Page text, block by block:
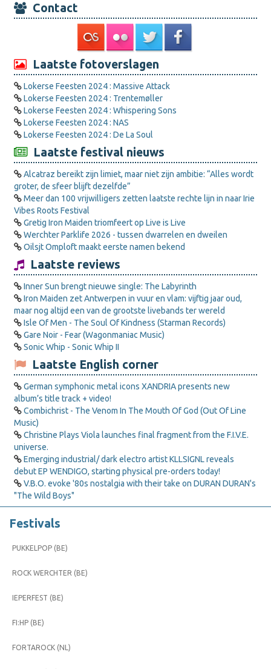
Contact
Laatste fotoverslagen
Lokerse Feesten 2024 : Massive Attack
Lokerse Feesten 2024 : Trentemøller
Lokerse Feesten 2024 : Whispering Sons
Lokerse Feesten 2024 : NAS
Lokerse Feesten 2024 : De La Soul
Laatste festival nieuws
Alcatraz bereikt zijn limiet, maar niet zijn ambitie: “Alles wordt
groter, de sfeer blijft dezelfde”
Meer dan 100 vrijwilligers zetten laatste rechte lijn in naar Irie
Vibes Roots Festival
Gretig Iron Maiden triomfeert op Live is Live
Werchter Parklife 2026 - tussen dwarrelen en dweilen
Oilsjt Omploft maakt eerste namen bekend
Laatste reviews
Inner Sun brengt nieuwe single: The Labyrinth
Iron Maiden zet Antwerpen in vuur en vlam: vijftig jaar oud,
maar nog altijd een van de grootste livebands ter wereld
Isle Of Men - The Soul Of Kindness (Starman Records)
Gare Noir - Fear (Wagonmaniac Music)
Sonic Whip - Sonic Whip II
Laatste English corner
German symphonic metal icons XANDRIA presents new
album’s title track + video!
Combichrist - The Venom In The Mouth Of God (Out Of Line
Music)
Christine Plays Viola launches final fragment from the F.I.V.E.
universe.
Emerging industrial/ dark electro artist KLLSIGNL reveals
debut EP WENDIGO, starting physical pre-orders today!
V.B.O. evoke '80s nostalgia with their take on DURAN DURAN's
"The Wild Boys"
Festivals
PUKKELPOP (BE)
ROCK WERCHTER (BE)
IEPERFEST (BE)
FI:HP (BE)
FORTAROCK (NL)